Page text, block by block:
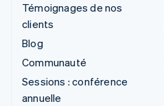
Témoignages de nos
clients
Blog
Communauté
Sessions : conférence
annuelle